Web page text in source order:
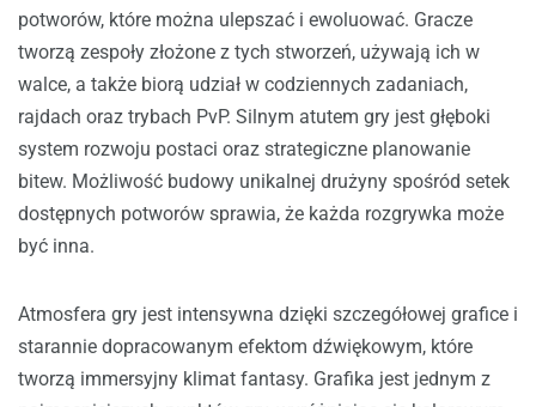
potworów, które można ulepszać i ewoluować. Gracze
tworzą zespoły złożone z tych stworzeń, używają ich w
walce, a także biorą udział w codziennych zadaniach,
rajdach oraz trybach PvP. Silnym atutem gry jest głęboki
system rozwoju postaci oraz strategiczne planowanie
bitew. Możliwość budowy unikalnej drużyny spośród setek
dostępnych potworów sprawia, że każda rozgrywka może
być inna.
Atmosfera gry jest intensywna dzięki szczegółowej grafice i
starannie dopracowanym efektom dźwiękowym, które
tworzą immersyjny klimat fantasy. Grafika jest jednym z